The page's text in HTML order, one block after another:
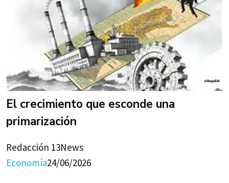
El crecimiento que esconde una
primarización
Redacción 13News
Economía24/06/2026